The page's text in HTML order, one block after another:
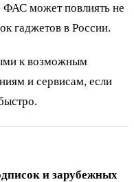
ФАС может повлиять не
гаджетов в России.
к возможным
и сервисам, если
и зарубежных